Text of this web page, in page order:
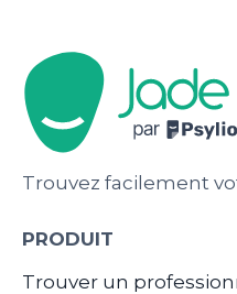
Trouvez facilement
PRODUIT
Trouver un